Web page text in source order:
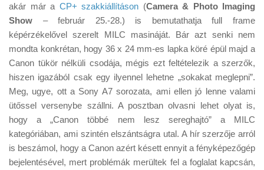
Érdekességek
Helyszíni Riport
E-BB
akár már a CP+ szakkiállításon (Camera & Photo Imaging
Show – február 25.-28.) is bemutathatja full frame
képérzékelővel szerelt MILC masináját. Bár azt senki nem
mondta konkrétan, hogy 36 x 24 mm-es lapka köré épül majd a
Canon tükör nélküli csodája, mégis ezt feltételezik a szerzők,
hiszen igazából csak egy ilyennel lehetne „sokakat meglepni”.
Meg, ugye, ott a Sony A7 sorozata, ami ellen jó lenne valami
ütőssel versenybe szállni. A posztban olvasni lehet olyat is,
hogy a „Canon többé nem lesz sereghajtó” a MILC
kategóriában, ami szintén elszántságra utal. A hír szerzője arról
is beszámol, hogy a Canon azért késett ennyit a fényképezőgép
bejelentésével, mert problémák merültek fel a foglalat kapcsán,